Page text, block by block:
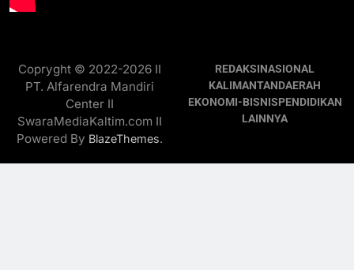
Copryght © 2022-2026 II
PT. Alfarendra Mandiri
Center II
SwaraMediaKaltim.com II
Powered By BlazeThemes.
REDAKSINASIONAL
KALIMANTANDAERAH
EKONOMI-BISNISPENDIDIKAN
LAINNYA